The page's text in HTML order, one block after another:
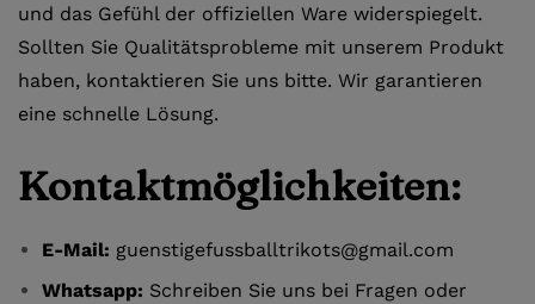
und das Gefühl der offiziellen Ware widerspiegelt.
Sollten Sie Qualitätsprobleme mit unserem Produkt
haben, kontaktieren Sie uns bitte. Wir garantieren
eine schnelle Lösung.
Kontaktmöglichkeiten:
E-Mail: guenstigefussballtrikots@gmail.com
Whatsapp: Schreiben Sie uns bei Fragen oder